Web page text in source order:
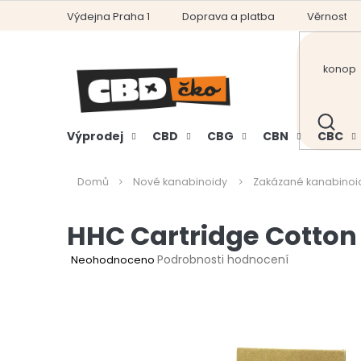
Výdejna Praha 1 Doprava a platba Věrnostní
HLEDAT
Výprodej CBD CBG CBN CBC
Domů Nové kanabinoidy Zakázané
HHC Cartridge
Průměrné
Neohodnoceno Podrobnosti hodnocení